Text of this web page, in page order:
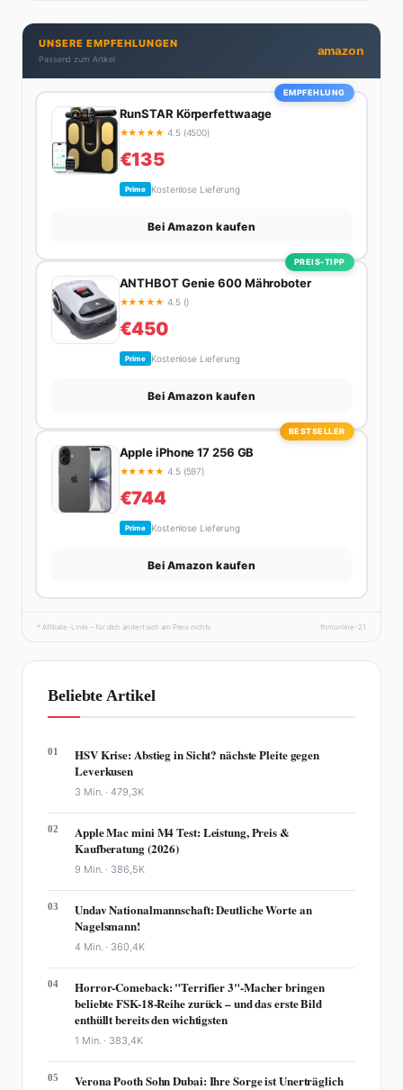
dran. Wenn Maik nicht gerade den heißesten Tratsch
aus der Promi-Welt aufspürt oder die besten
Lifestyle-Empfehlungen zusammenstellt, findet man
ihn beim Wandern in den Schweizer Alpen, am Grill
mit Freunden oder auf der Suche nach dem
perfekten Espresso. Sein Motto: Lieber einmal richtig
UNSERE EMPFEHLUNGEN
Passend zum Artikel
amazon
EMPFEHLUNG
RunSTAR Körperfettwaage
★★★★★ 4.5 (4500)
€135
Prime Kostenlose Lieferung
Bei Amazon kaufen
PREIS-TIPP
ANTHBOT Genie 600 Mähroboter
★★★★★ 4.5 ()
€450
Prime Kostenlose Lieferung
Bei Amazon kaufen
BESTSELLER
Apple iPhone 17 256 GB
★★★★★ 4.5 (597)
€744
Prime Kostenlose Lieferung
Bei Amazon kaufen
* Affiliate-Links – für dich ändert sich am Preis nichts. fhmonline-21
Beliebte Artikel
01
HSV Krise: Abstieg in Sicht? nächste Pleite gegen
Leverkusen
3 Min. ·479,3K
02
Apple Mac mini M4 Test: Leistung, Preis &
Kaufberatung (2026)
9 Min. · 386,5K
03
Undav Nationalmannschaft: Deutliche Worte an
Nagelsmann!
4 Min. · 360,4K
04
Horror-Comeback: "Terrifier 3"-Macher bringen
beliebte FSK-18-Reihe zurück – und das erste Bild
enthüllt bereits den wichtigsten
1 Min. · 383,4K
05 Verona Pooth Sohn Dubai: Ihre Sorge ist Unerträglich